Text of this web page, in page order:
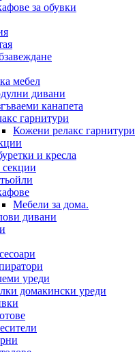
за обувки
мебел
дивани
канапета
гарнитури
Кожени релакс гарнитури
и кресла
Мебели за дома.
дивани
уреди
домакински уреди